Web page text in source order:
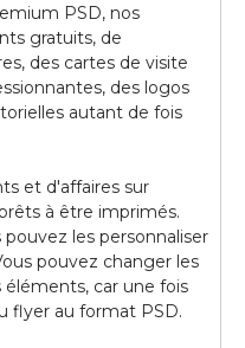
PSD, nos
gratuits, de
des cartes de visite
des logos
autant de fois
et d'affaires sur
à être imprimés.
pouvez les personnaliser
pouvez changer les
car une fois
flyer au format PSD.